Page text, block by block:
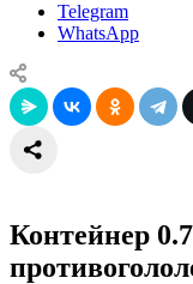
Telegram
WhatsApp
Контейнер